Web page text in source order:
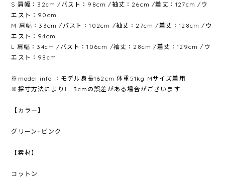
S 肩幅：32cm /バスト：98cm /袖丈：26cm /着丈：127cm /ウ
エスト：90cm
M 肩幅：33cm /バスト：102cm /袖丈：27cm /着丈：128cm /ウ
エスト：94cm
L 肩幅：34cm /バスト：106cm /袖丈：28cm /着丈：129cm /ウ
エスト：98cm
※model info ：モデル身長162cm 体重51kg Mサイズ着用
※採寸方法により1－3cmの誤差がある場合がございます
【カラー】
グリーン+ピンク
【素材】
コットン